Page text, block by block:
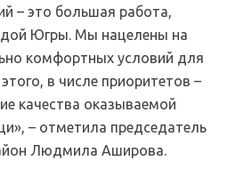
– это большая работа,
Югры. Мы нацелены на
комфортных условий для
в числе приоритетов –
качества оказываемой
– отметила председатель
Людмила Аширова.